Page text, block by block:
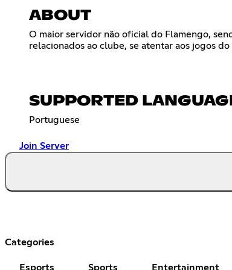
ABOUT
O maior servidor não oficial do Flamengo,
relacionados ao clube, se atentar aos jogos
SUPPORTED
Portuguese
Join Server
Categories
Esports Sports Entertainment